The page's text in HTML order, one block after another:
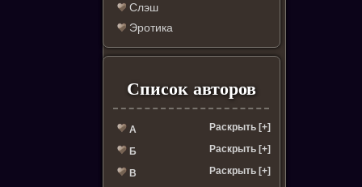
Слэш
Эротика
Список авторов
А Раскрыть [+]
Б Раскрыть [+]
В Раскрыть [+]